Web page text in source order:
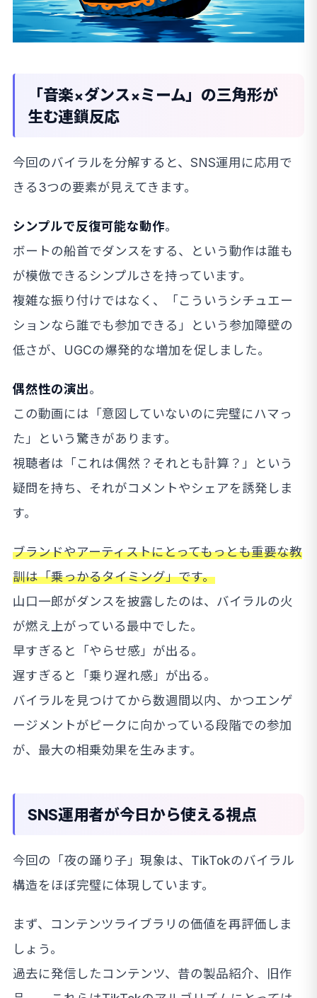
「音楽×ダンス×ミーム」の三角形が
生む連鎖反応
今回のバイラルを分解すると、SNS運用に応用で
きる3つの要素が見えてきます。
シンプルで反復可能な動作。
ボートの船首でダンスをする、という動作は誰も
が模倣できるシンプルさを持っています。
複雑な振り付けではなく、「こういうシチュエー
ションなら誰でも参加できる」という参加障壁の
低さが、UGCの爆発的な増加を促しました。
偶然性の演出。
この動画には「意図していないのに完璧にハマっ
た」という驚きがあります。
視聴者は「これは偶然？それとも計算？」という
疑問を持ち、それがコメントやシェアを誘発しま
す。
ブランドやアーティストにとってもっとも重要な教
訓は「乗っかるタイミング」です。
山口一郎がダンスを披露したのは、バイラルの火
が燃え上がっている最中でした。
早すぎると「やらせ感」が出る。
遅すぎると「乗り遅れ感」が出る。
バイラルを見つけてから数週間以内、かつエンゲ
ージメントがピークに向かっている段階での参加
が、最大の相乗効果を生みます。
SNS運用者が今日から使える視点
今回の「夜の踊り子」現象は、TikTokのバイラル
構造をほぼ完璧に体現しています。
まず、コンテンツライブラリの価値を再評価しま
しょう。
過去に発信したコンテンツ、昔の製品紹介、旧作